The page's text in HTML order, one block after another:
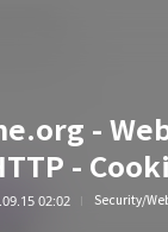
-
-
02:02 Security/